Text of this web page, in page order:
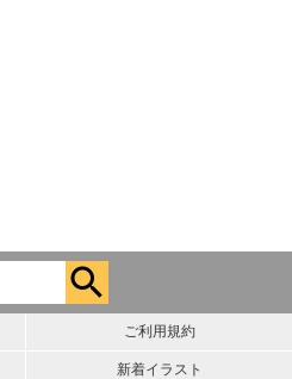
ご利用規約
新着イラスト